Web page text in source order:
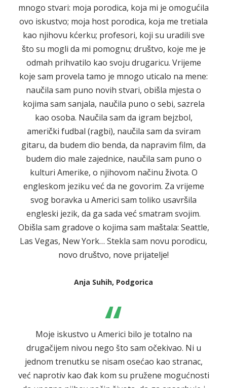
mnogo stvari: moja porodica, koja mi je omogućila
ovo iskustvo; moja host porodica, koja me tretiala
kao njihovu kćerku; profesori, koji su uradili sve
što su mogli da mi pomognu; društvo, koje me je
odmah prihvatilo kao svoju drugaricu. Vrijeme
koje sam provela tamo je mnogo uticalo na mene:
naučila sam puno novih stvari, obišla mjesta o
kojima sam sanjala, naučila puno o sebi, sazrela
kao osoba. Naučila sam da igram bejzbol,
američki fudbal (ragbi), naučila sam da sviram
gitaru, da budem dio benda, da napravim film, da
budem dio male zajednice, naučila sam puno o
kulturi Amerike, o njihovom načinu života. O
engleskom jeziku već da ne govorim. Za vrijeme
svog boravka u Americi sam toliko usavršila
engleski jezik, da ga sada već smatram svojim.
Obišla sam gradove o kojima sam maštala: Seattle,
Las Vegas, New York… Stekla sam novu porodicu,
novo društvo, nove prijatelje!
Anja Suhih, Podgorica
“
Moje iskustvo u Americi bilo je totalno na
drugačijem nivou nego što sam očekivao. Ni u
jednom trenutku se nisam osećao kao stranac,
već naprotiv kao đak kom su pružene mogućnosti